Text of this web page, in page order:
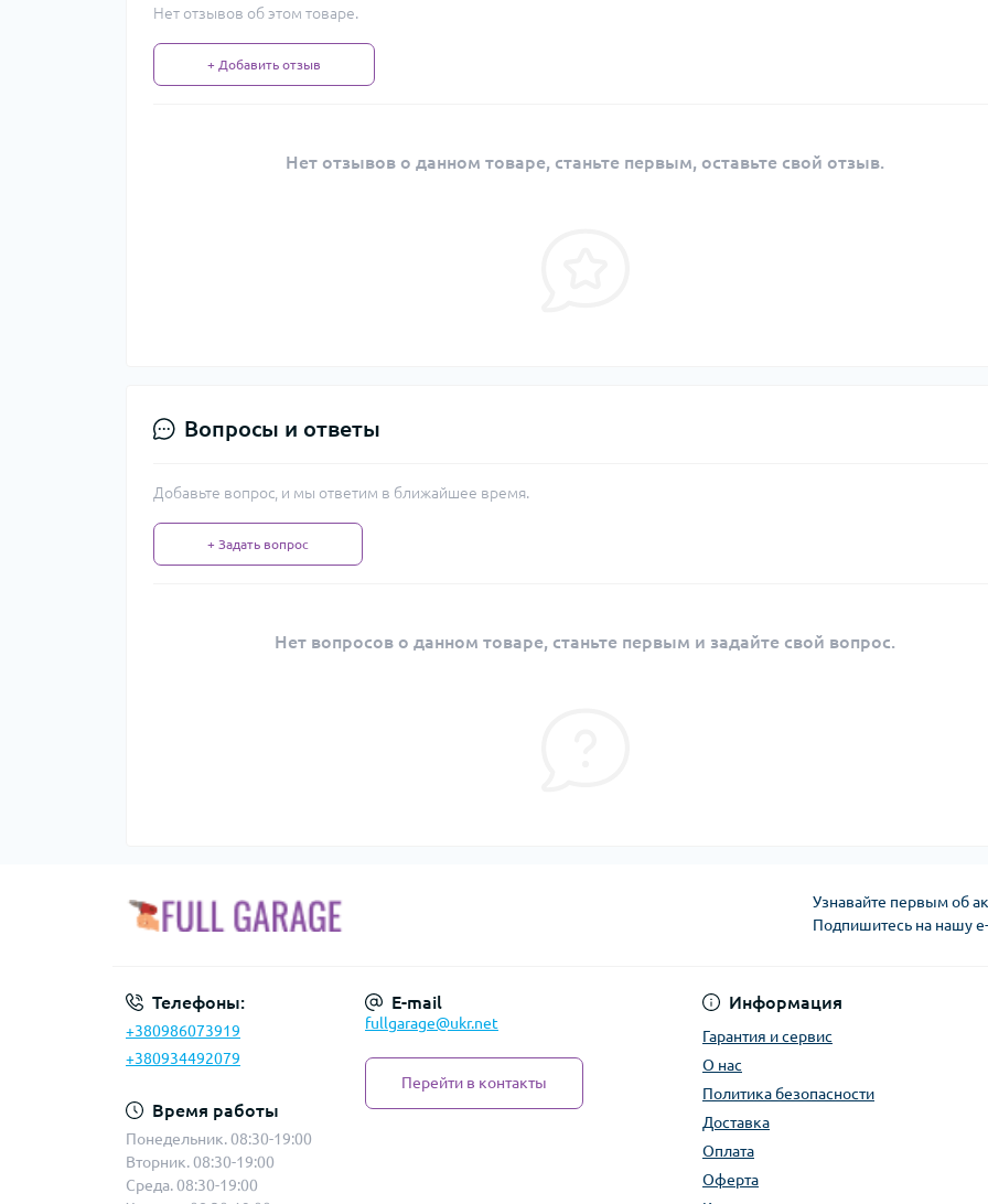
Нет отзывов об этом товаре.
+ Добавить отзыв
Нет отзывов о данном товаре, станьте первым, оставьте свой отзыв.
Вопросы и ответы
Добавьте вопрос, и мы ответим в ближайшее время.
+ Задать вопрос
Нет вопросов о данном товаре, станьте первым и задайте свой вопрос.
Узнавайте первым об
Подпишитесь на нашу
Телефоны:
+380986073919
+380934492079
Время работы
Понедельник. 08:30-19:00
Вторник. 08:30-19:00
Среда. 08:30-19:00
E-mail
fullgarage@ukr.net
Перейти в контакты
Информация
Гарантия и сервис
О нас
Политика безопасности
Доставка
Оплата
Оферта